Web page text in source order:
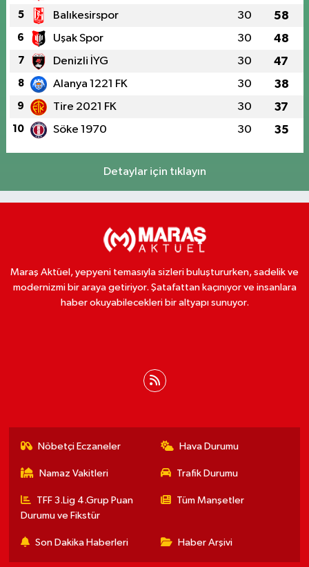
5 Balıkesirspor 30 58
6 Uşak Spor 30 48
7 Denizli İYG 30 47
8 Alanya 1221 FK 30 38
9 Tire 2021 FK 30 37
10 Söke 1970 30 35
Detaylar için tıklayın
Maraş Aktüel, yepyeni temasıyla sizleri buluştururken, sadelik ve
modernizmi bir araya getiriyor. Şatafattan kaçınıyor ve insanlara
haber okuyabilecekleri bir altyapı sunuyor.
Nöbetçi Eczaneler Hava Durumu
Namaz Vakitleri Trafik Durumu
TFF 3.Lig 4.Grup Puan
Durumu ve Fikstür
Tüm Manşetler
Son Dakika Haberleri Haber Arşivi